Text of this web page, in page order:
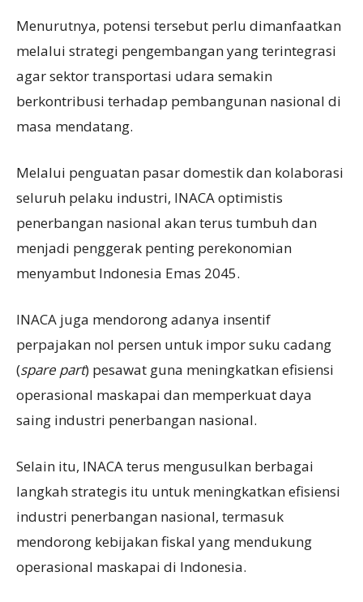
Menurutnya, potensi tersebut perlu dimanfaatkan
melalui strategi pengembangan yang terintegrasi
agar sektor transportasi udara semakin
berkontribusi terhadap pembangunan nasional di
masa mendatang.
Melalui penguatan pasar domestik dan kolaborasi
seluruh pelaku industri, INACA optimistis
penerbangan nasional akan terus tumbuh dan
menjadi penggerak penting perekonomian
menyambut Indonesia Emas 2045.
INACA juga mendorong adanya insentif
perpajakan nol persen untuk impor suku cadang
(spare part) pesawat guna meningkatkan efisiensi
operasional maskapai dan memperkuat daya
saing industri penerbangan nasional.
Selain itu, INACA terus mengusulkan berbagai
langkah strategis itu untuk meningkatkan efisiensi
industri penerbangan nasional, termasuk
mendorong kebijakan fiskal yang mendukung
operasional maskapai di Indonesia.